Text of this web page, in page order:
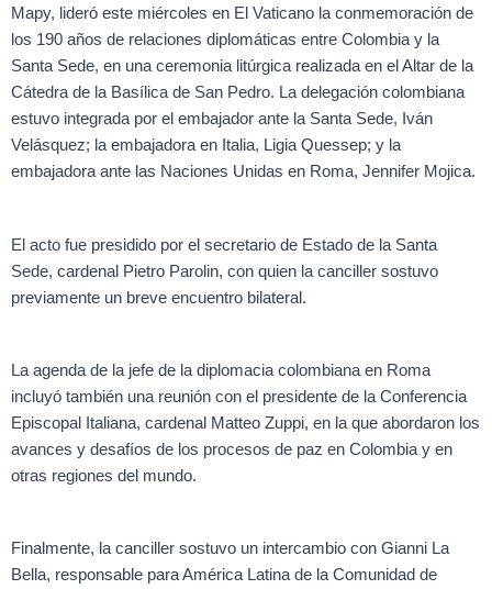
Mapy, lideró este miércoles en El Vaticano la conmemoración de
los 190 años de relaciones diplomáticas entre Colombia y la
Santa Sede, en una ceremonia litúrgica realizada en el Altar de la
Cátedra de la Basílica de San Pedro. La delegación colombiana
estuvo integrada por el embajador ante la Santa Sede, Iván
Velásquez; la embajadora en Italia, Ligia Quessep; y la
embajadora ante las Naciones Unidas en Roma, Jennifer Mojica.
El acto fue presidido por el secretario de Estado de la Santa
Sede, cardenal Pietro Parolin, con quien la canciller sostuvo
previamente un breve encuentro bilateral.
La agenda de la jefe de la diplomacia colombiana en Roma
incluyó también una reunión con el presidente de la Conferencia
Episcopal Italiana, cardenal Matteo Zuppi, en la que abordaron los
avances y desafíos de los procesos de paz en Colombia y en
otras regiones del mundo.
Finalmente, la canciller sostuvo un intercambio con Gianni La
Bella, responsable para América Latina de la Comunidad de